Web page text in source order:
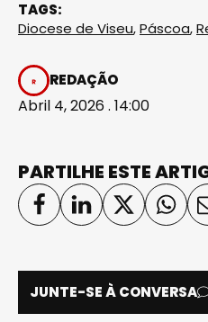
TAGS:
Diocese de Viseu,Páscoa,
REDAÇÃO
Abril 4, 2026 . 14:00
PARTILHE ESTE
JUNTE-SE À CONVERSA